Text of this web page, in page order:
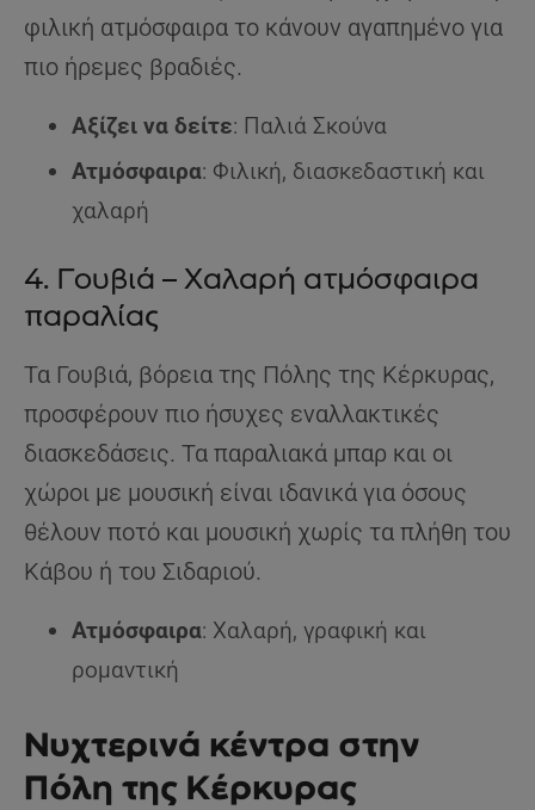
φιλική ατμόσφαιρα το κάνουν αγαπημένο για
πιο ήρεμες βραδιές.
Αξίζει να δείτε: Παλιά Σκούνα
Ατμόσφαιρα: Φιλική, διασκεδαστική και
χαλαρή
4. Γουβιά – Χαλαρή ατμόσφαιρα
παραλίας
Τα Γουβιά, βόρεια της Πόλης της Κέρκυρας,
προσφέρουν πιο ήσυχες εναλλακτικές
διασκεδάσεις. Τα παραλιακά μπαρ και οι
χώροι με μουσική είναι ιδανικά για όσους
θέλουν ποτό και μουσική χωρίς τα πλήθη του
Κάβου ή του Σιδαριού.
Ατμόσφαιρα: Χαλαρή, γραφική και
ρομαντική
Νυχτερινά κέντρα στην
Πόλη της Κέρκυρας